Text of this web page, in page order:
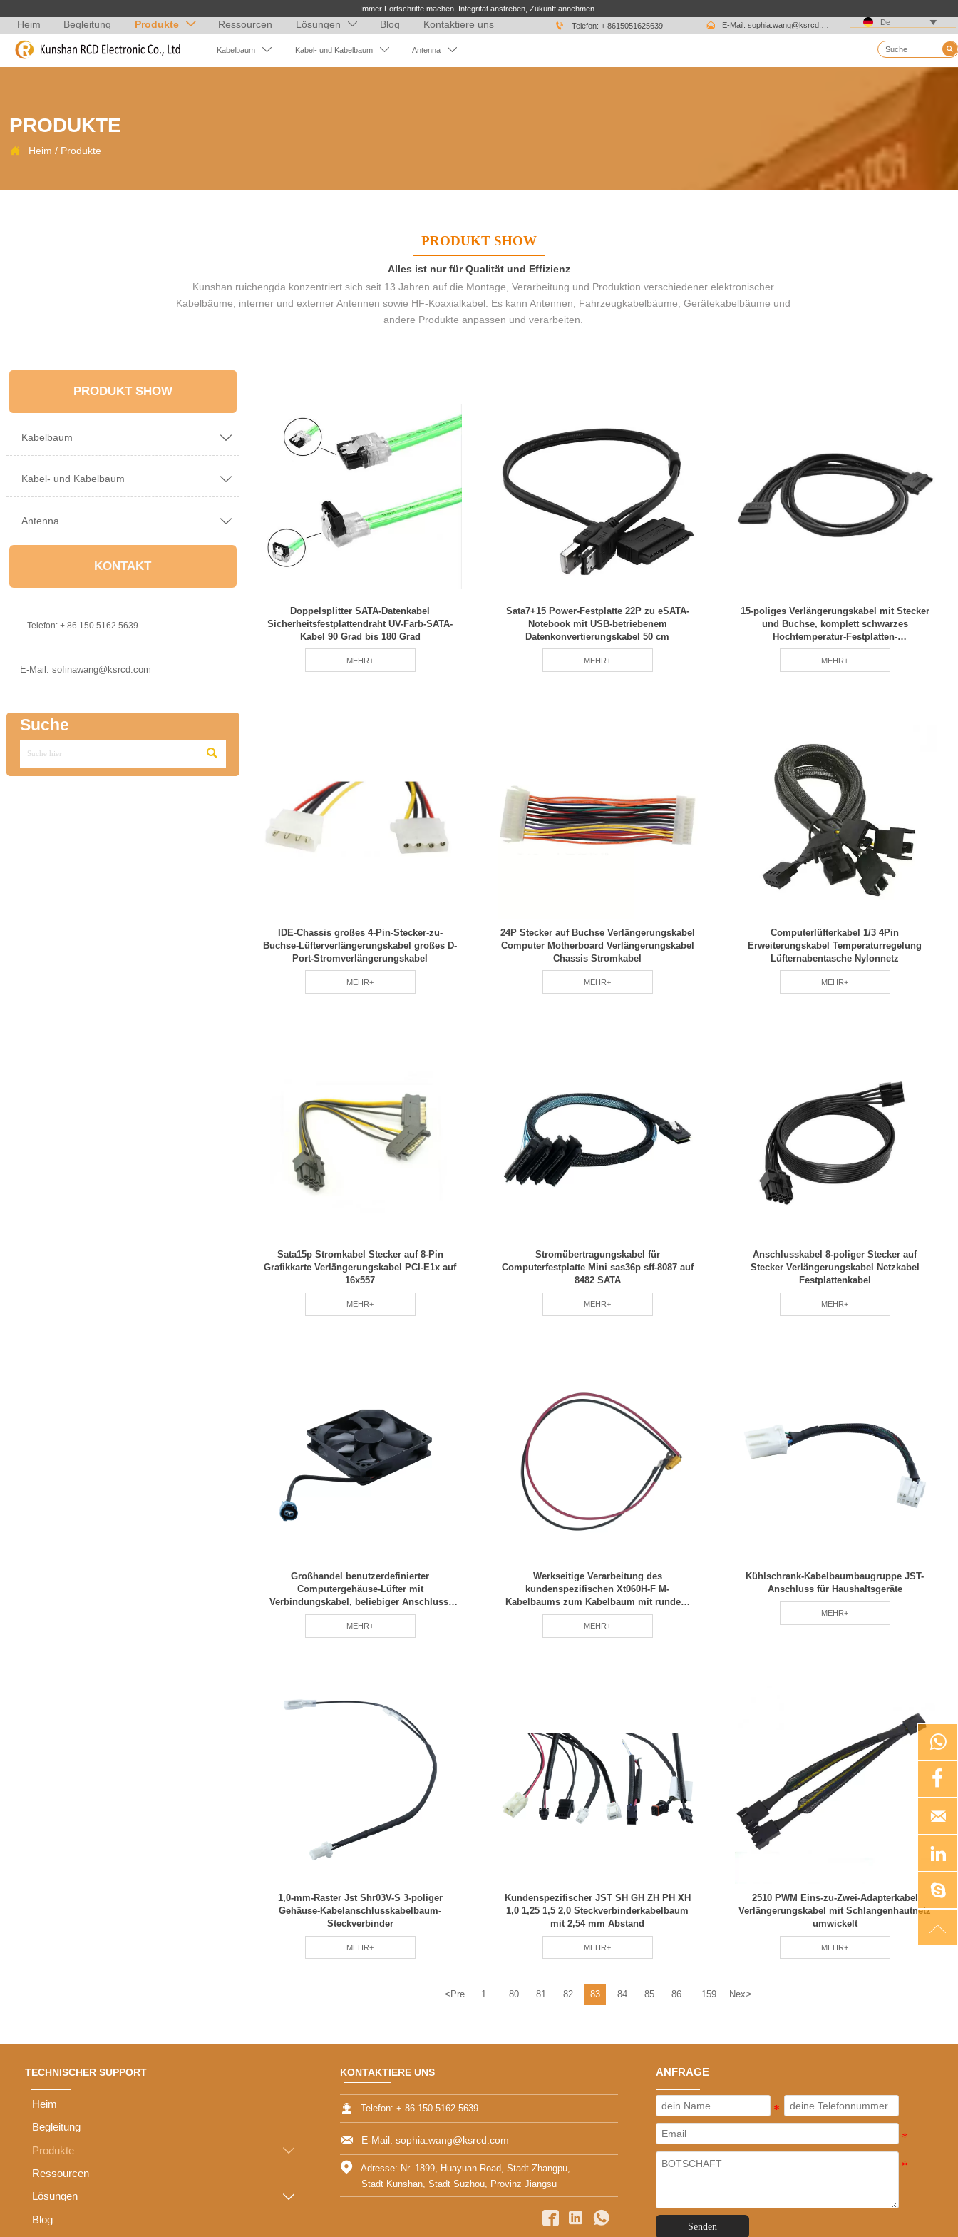
Immer Fortschritte machen, Integrität anstreben, Zukunft annehmen
Heim Begleitung Produkte  Ressourcen Lösungen  Blog Kontaktiere uns  Telefon: + 8615051625639  De 
Kabelbaum  Kabel- und Kabelbaum  Antenna  
PRODUKTE
 Heim / Produkte
PRODUKT SHOW
Alles ist nur für Qualität und Effizienz
Kunshan ruichengda konzentriert sich seit 13 Jahren auf die Montage, Verarbeitung und Produktion verschiedener elektronischer
Kabelbäume, interner und externer Antennen sowie HF-Koaxialkabel. Es kann Antennen, Fahrzeugkabelbäume, Gerätekabelbäume und
andere Produkte anpassen und verarbeiten.
PRODUKT SHOW
Kabelbaum 
Kabel- und Kabelbaum 
Antenna 
KONTAKT
Telefon: + 86 150 5162 5639
E-Mail: sofinawang@ksrcd.com
Suche

Doppelsplitter SATA-Datenkabel
Sicherheitsfestplattendraht UV-Farb-SATA-
Kabel 90 Grad bis 180 Grad
MEHR+
Sata7+15 Power-Festplatte 22P zu eSATA-
Notebook mit USB-betriebenem
Datenkonvertierungskabel 50 cm
MEHR+
15-poliges Verlängerungskabel mit Stecker
und Buchse, komplett schwarzes
Hochtemperatur-Festplatten-
Stromversorgungskabel
MEHR+
IDE-Chassis großes 4-Pin-Stecker-zu-
Buchse-Lüfterverlängerungskabel großes D-
Port-Stromverlängerungskabel
MEHR+
24P Stecker auf Buchse Verlängerungskabel
Computer Motherboard Verlängerungskabel
Chassis Stromkabel
MEHR+
Computerlüfterkabel 1/3 4Pin
Erweiterungskabel Temperaturregelung
Lüfternabentasche Nylonnetz
MEHR+
Sata15p Stromkabel Stecker auf 8-Pin
Grafikkarte Verlängerungskabel PCI-E1x auf
16x557
MEHR+
Stromübertragungskabel für
Computerfestplatte Mini sas36p sff-8087 auf
8482 SATA
MEHR+
Anschlusskabel 8-poliger Stecker auf
Stecker Verlängerungskabel Netzkabel
Festplattenkabel
MEHR+
Großhandel benutzerdefinierter
Computergehäuse-Lüfter mit
Verbindungskabel, beliebiger Anschluss,
schwarzer Einzellüfter
MEHR+
Werkseitige Verarbeitung des
kundenspezifischen Xt060H-F M-
Kabelbaums zum Kabelbaum mit rundem
Ringkabelschuh
MEHR+
Kühlschrank-Kabelbaumbaugruppe JST-
Anschluss für Haushaltsgeräte
MEHR+
1,0-mm-Raster Jst Shr03V-S 3-poliger
Gehäuse-Kabelanschlusskabelbaum-
Steckverbinder
MEHR+
Kundenspezifischer JST SH GH ZH PH XH
1,0 1,25 1,5 2,0 Steckverbinderkabelbaum
mit 2,54 mm Abstand
MEHR+
2510 PWM Eins-zu-Zwei-Adapterkabel
Verlängerungskabel mit Schlangenhautnetz
umwickelt
MEHR+
<Pre 1 ... 80 81 82 83 84 85 86 ... 159 Nex>
TECHNISCHER SUPPORT
Heim
Begleitung
Produkte

Ressourcen
Lösungen

Blog
KONTAKTIERE UNS
 Telefon: + 86 150 5162 5639
 E-Mail: sophia.wang@ksrcd.com

Adresse: Nr. 1899, Huayuan Road, Stadt Zhangpu,
Stadt Kunshan, Stadt Suzhou, Provinz Jiangsu
  
ANFRAGE
Senden





